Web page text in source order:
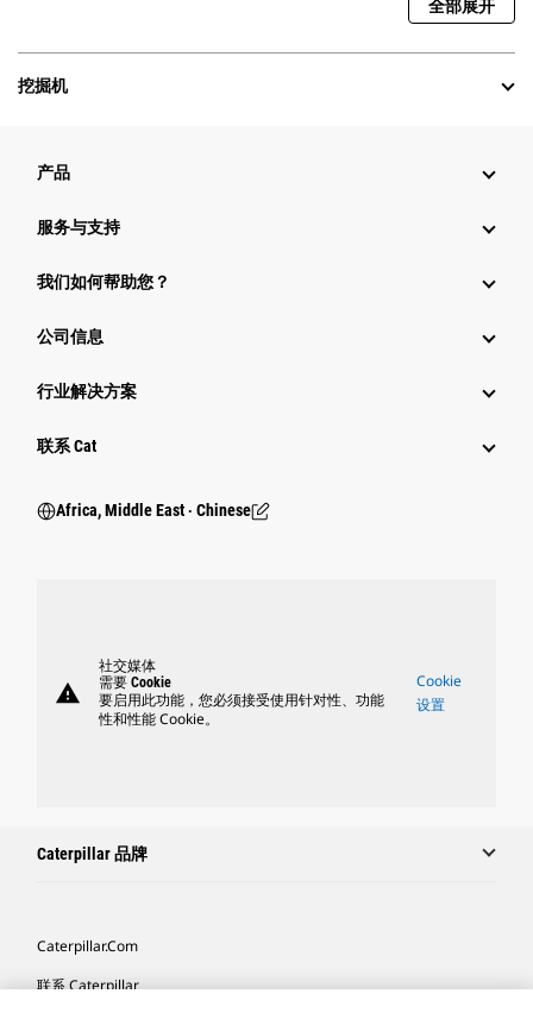
全部展开
挖掘机
产品
服务与支持
我们如何帮助您？
公司信息
行业解决方案
行业
联系 Cat
Africa, Middle East ‧ Chinese
warning
社交媒体
需要 Cookie
要启用此功能，您必须接受使用针对性、功能
性和性能 Cookie。
Cookie
设置
Caterpillar 品牌
Caterpillar.com
联系 Caterpillar